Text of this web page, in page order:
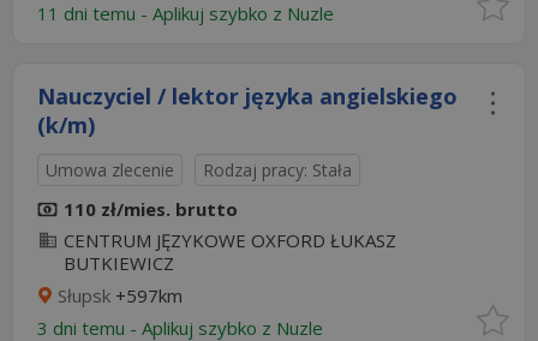
11 dni temu - Aplikuj szybko z Nuzle
Nauczyciel / lektor języka angielskiego
(k/m)
Umowa zlecenie Rodzaj pracy: Stała
110 zł/mies. brutto
CENTRUM JĘZYKOWE OXFORD ŁUKASZ
BUTKIEWICZ
Słupsk +597km
3 dni temu - Aplikuj szybko z Nuzle